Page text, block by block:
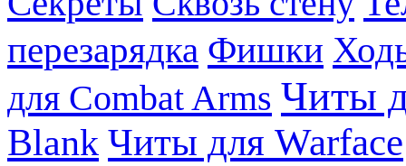
перезарядка Фишки
для Combat Arms Читы
Blank Читы для Warface